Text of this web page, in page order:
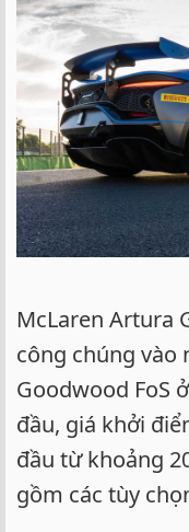
McLaren Artura
công chúng vào
Goodwood FoS
đầu, giá khởi
đầu từ khoảng
gồm các tùy